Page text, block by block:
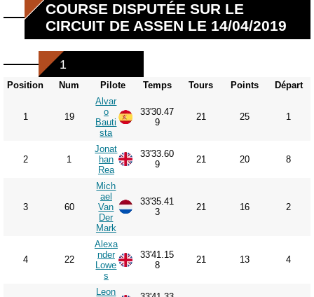
COURSE DISPUTÉE SUR LE
CIRCUIT DE ASSEN LE 14/04/2019
1
Position Num Pilote Temps Tours Points Départ
1 19
Alvar
o
Bauti
sta
33'30.47
9
21 25 1
2 1
Jonat
han
Rea
33'33.60
9
21 20 8
3 60
Mich
ael
Van
Der
Mark
33'35.41
3
21 16 2
4 22
Alexa
nder
Lowe
s
33'41.15
8
21 13 4
Leon